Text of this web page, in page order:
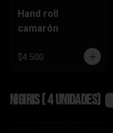
Hand roll
camarón
$4.500
Nigiris ( 4 unidades)